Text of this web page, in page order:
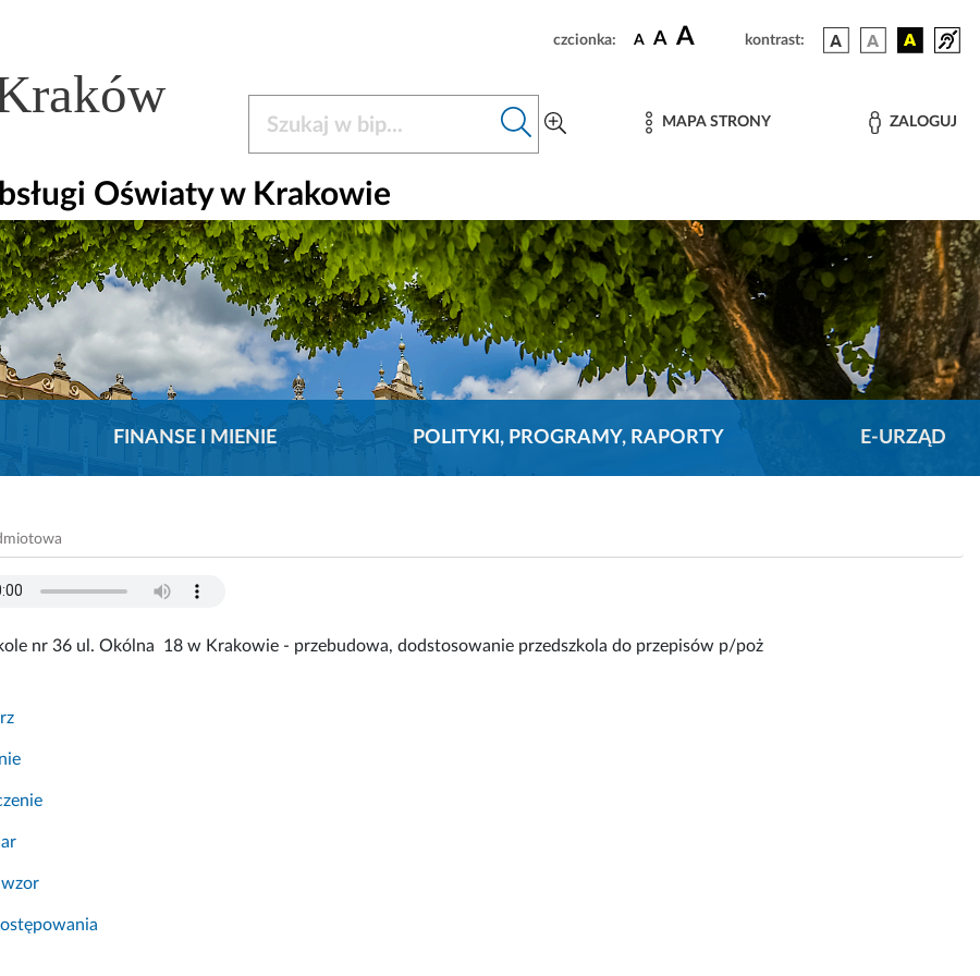
czcionka: A A A kontrast:
MAPA STRONY ZALOGUJ
Oświaty w Krakowie
FINANSE I MIENIE POLITYKI, PROGRAMY, RAPORTY E-URZĄD
nr 36 ul. Okólna 18 w Krakowie - przebudowa, dodstosowanie przedszkola do przepisów p/poż